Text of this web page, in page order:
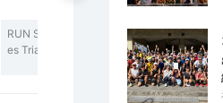
RUN SESSION — ADIDAS Running Sho
es Trial —（R&F京都店）
2026/7/25